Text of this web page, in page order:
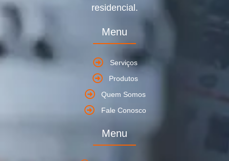
residencial.
Menu
Serviços
Produtos
Quem Somos
Fale Conosco
Menu